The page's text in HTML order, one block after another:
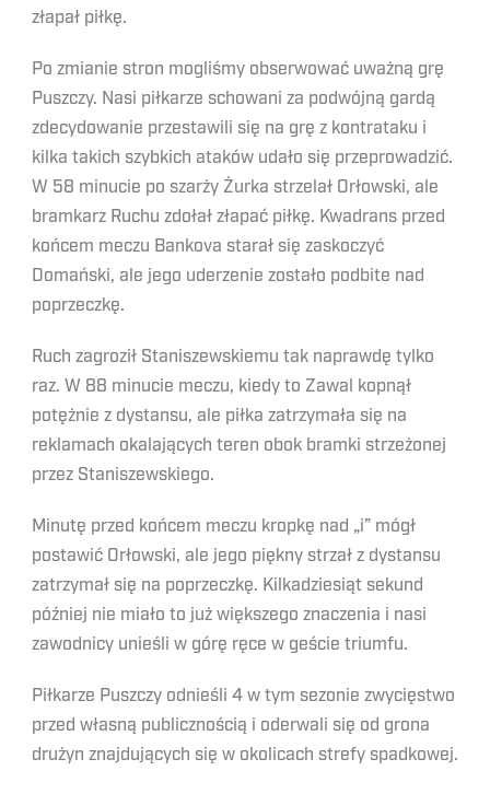
złapał piłkę.
Po zmianie stron mogliśmy obserwować uważną grę
Puszczy. Nasi piłkarze schowani za podwójną gardą
zdecydowanie przestawili się na grę z kontrataku i
kilka takich szybkich ataków udało się przeprowadzić.
W 58 minucie po szarży Żurka strzelał Orłowski, ale
bramkarz Ruchu zdołał złapać piłkę. Kwadrans przed
końcem meczu Bankova starał się zaskoczyć
Domański, ale jego uderzenie zostało podbite nad
poprzeczkę.
Ruch zagroził Staniszewskiemu tak naprawdę tylko
raz. W 88 minucie meczu, kiedy to Zawal kopnął
potężnie z dystansu, ale piłka zatrzymała się na
reklamach okalających teren obok bramki strzeżonej
przez Staniszewskiego.
Minutę przed końcem meczu kropkę nad „i” mógł
postawić Orłowski, ale jego piękny strzał z dystansu
zatrzymał się na poprzeczkę. Kilkadziesiąt sekund
później nie miało to już większego znaczenia i nasi
zawodnicy unieśli w górę ręce w geście triumfu.
Piłkarze Puszczy odnieśli 4 w tym sezonie zwycięstwo
przed własną publicznością i oderwali się od grona
drużyn znajdujących się w okolicach strefy spadkowej.